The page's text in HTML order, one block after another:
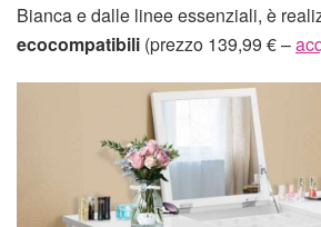
Bianca e dalle linee essenziali, è
ecocompatibili (prezzo 139,99 € –